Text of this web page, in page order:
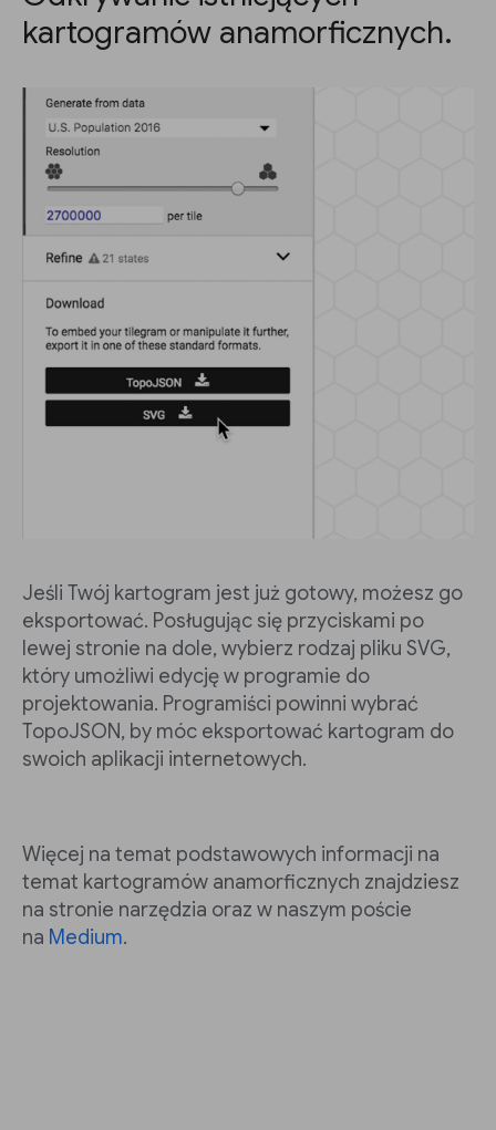
kartogramów anamorficznych.
Jeśli Twój kartogram jest już gotowy, możesz go
eksportować. Posługując się przyciskami po
lewej stronie na dole, wybierz rodzaj pliku SVG,
który umożliwi edycję w programie do
projektowania. Programiści powinni wybrać
TopoJSON, by móc eksportować kartogram do
swoich aplikacji internetowych.
Więcej na temat podstawowych informacji na
temat kartogramów anamorficznych znajdziesz
na stronie narzędzia oraz w naszym poście
na Medium.